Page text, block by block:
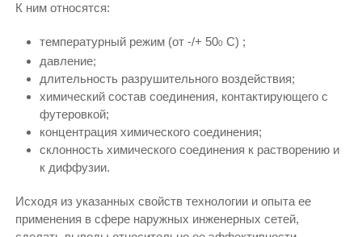
К ним относятся:
температурный режим (от -/+ 500 С) ;
давление;
длительность разрушительного воздействия;
химический состав соединения, контактирующего с
футеровкой;
концентрация химического соединения;
склонность химического соединения к растворению и
к диффузии.
Исходя из указанных свойств технологии и опыта ее
применения в сфере наружных инженерных сетей,